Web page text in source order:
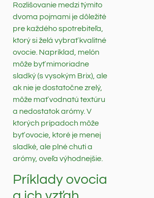
Rozlišovanie medzi týmito
dvoma pojmami je dôležité
pre každého spotrebiteľa,
ktorý si želá vybrať kvalitné
ovocie. Napríklad, melón
môže byť mimoriadne
sladký (s vysokým Brix), ale
ak nie je dostatočne zrelý,
môže mať vodnatú textúru
a nedostatok arómy. V
ktorých prípadoch môže
byť ovocie, ktoré je menej
sladké, ale plné chuti a
arómy, oveľa výhodnejšie.
Príklady ovocia